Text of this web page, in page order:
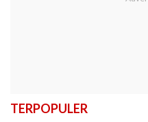
TERPOPULER